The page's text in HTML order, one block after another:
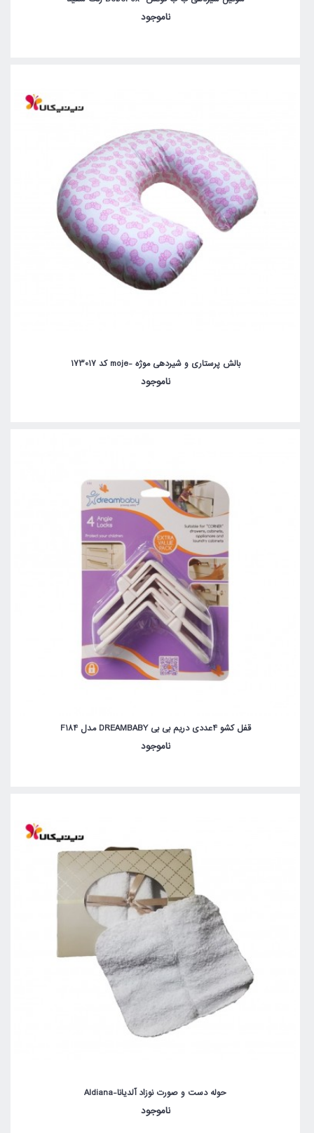
ناموجود
بالش پرستاری و شیردهی موژه -moje کد 173017
ناموجود
قفل کشو 4عددی دریم بی بی DREAMBABY مدل F184
ناموجود
حوله دست و صورت نوزاد آلدیانا-Aldiana
ناموجود